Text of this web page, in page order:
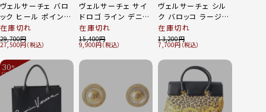
ヴェルサーチェ バロ
ック ヒール ポインテ
ッドトゥ パンプス シ
ューズ イエロー ブラ
ック 37 1/2
在庫切れ
29,700
27,500
ヴェルサーチェ サイ
ドロゴ ライン デニム
パンツ ボトムス
A81433 グレー 31
在庫切れ
15,400
9,900
ヴェルサーチェ シル
ク バロッコ ラージ
総柄 花柄 スカーフ
IF07001 ホワイト イ
エロー 90cm
在庫切れ
13,200
7,700
30%
OFF